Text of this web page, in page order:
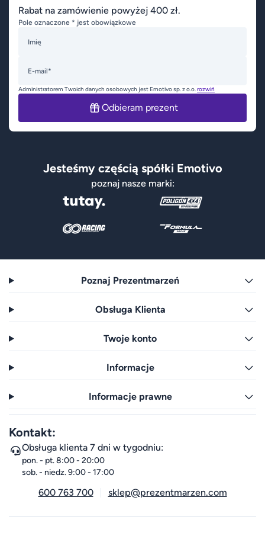
Rabat na zamówienie powyżej 400 zł.
Pole oznaczone * jest obowiązkowe
Imię
E-mail*
Administratorem Twoich danych osobowych jest Emotivo sp. z o.o.rozwiń
Odbieram prezent
Jesteśmy częścią spółki Emotivo
poznaj nasze marki:
Poznaj Prezentmarzeń
Obsługa Klienta
Twoje konto
Informacje
Informacje prawne
Kontakt:
Obsługa klienta 7 dni w tygodniu:
pon. - pt. 8:00 - 20:00
sob. - niedz. 9:00 - 17:00
600 763 700 sklep@prezentmarzen.com